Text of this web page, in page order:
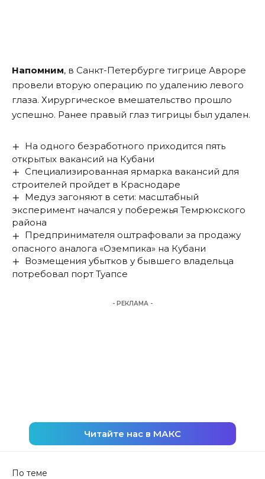
Напомним, в Санкт-Петербурге тигрице Авроре
провели вторую операцию по удалению левого
глаза. Хирургическое вмешательство прошло
успешно. Ранее правый глаз тигрицы был удален.
На одного безработного приходится пять
открытых вакансий на Кубани
Специализированная ярмарка вакансий для
строителей пройдет в Краснодаре
Медуз загоняют в сети: масштабный
эксперимент начался у побережья Темрюкского
района
Предпринимателя оштрафовали за продажу
опасного аналога «Оземпика» на Кубани
Возмещения убытков у бывшего владельца
потребовал порт Туапсе
- РЕКЛАМА -
Читайте нас в МАКС
По теме